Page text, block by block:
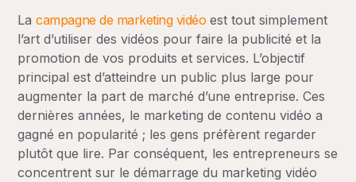
Définir vos objectifs et analyser les résultats
Dernière réflexion
Lacampagne de marketing vidéo est tout simplement
l’art d’utiliser des vidéos pour faire la publicité et la
promotion de vos produits et services. L’objectif
principal est d’atteindre un public plus large pour
augmenter la part de marché d’une entreprise. Ces
dernières années, le marketing de contenu vidéo a
gagné en popularité ; les gens préfèrent regarder
plutôt que lire. Par conséquent, les entrepreneurs se
concentrent sur le démarrage du marketing vidéo